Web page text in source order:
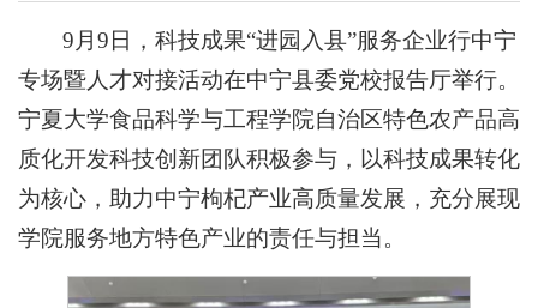
9月9日，科技成果“进园入县”服务企业行中宁
专场暨人才对接活动在中宁县委党校报告厅举行。
宁夏大学食品科学与工程学院自治区特色农产品高
质化开发科技创新团队积极参与，以科技成果转化
为核心，助力中宁枸杞产业高质量发展，充分展现
学院服务地方特色产业的责任与担当。